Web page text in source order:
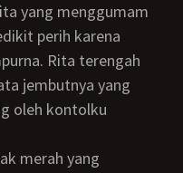
yang menggumam
perih karena
Rita terengah
jembutnya yang
oleh kontolku